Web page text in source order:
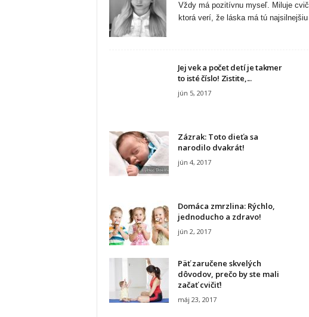
Vždy má pozitívnu myseľ. Miluje
ktorá verí, že láska má tú
Jej vek a počet detí je takmer
to isté číslo! Zistite,...
jún 5, 2017
Zázrak: Toto dieťa sa
narodilo dvakrát!
jún 4, 2017
Domáca zmrzlina: Rýchlo,
jednoducho a zdravo!
jún 2, 2017
Päť zaručene skvelých
dôvodov, prečo by ste mali
začať cvičiť!
máj 23, 2017